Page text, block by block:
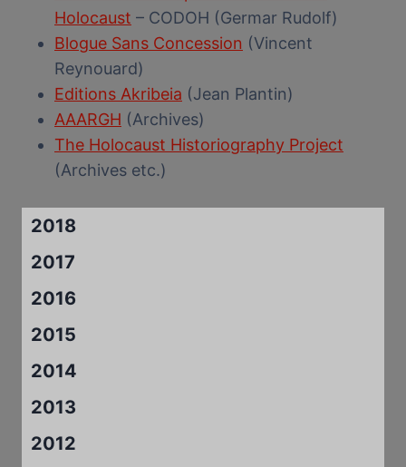
Holocaust – CODOH (Germar Rudolf)
Blogue Sans Concession (Vincent
Reynouard)
Editions Akribeia (Jean Plantin)
AAARGH (Archives)
The Holocaust Historiography Project
(Archives etc.)
2018
2017
2016
2015
2014
2013
2012